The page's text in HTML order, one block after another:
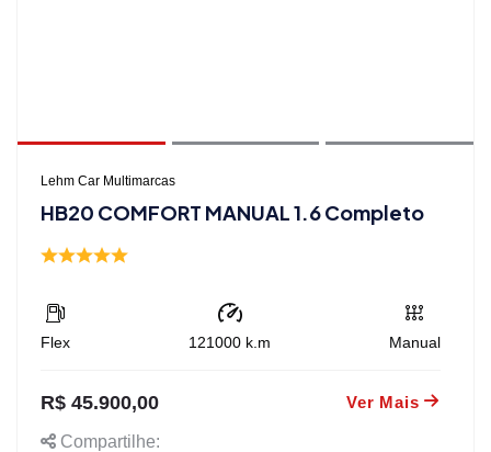
Lehm Car Multimarcas
HB20 COMFORT MANUAL 1.6 Completo
Flex 121000 k.m Manual
R$ 45.900,00 Ver Mais
Compartilhe: